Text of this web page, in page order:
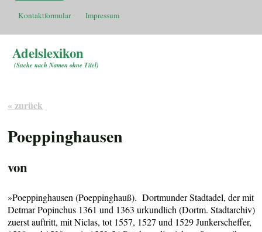
Kontaktformular Impressum
Adelslexikon
(Suche nach Namen ohne Titel)
« zurück
Poeppinghausen
von
»Poeppinghausen (Poeppinghauß). Dortmunder Stadtadel, der mit
Detmar Popinchus 1361 und 1363 urkundlich (Dortm. Stadtarchiv)
zuerst auftritt, mit Niclas, tot 1557, 1527 und 1529 Junkerscheffer,